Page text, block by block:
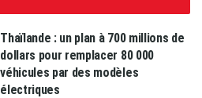
Thaïlande : un plan à 700 millions de
dollars pour remplacer 80 000
véhicules par des modèles
électriques